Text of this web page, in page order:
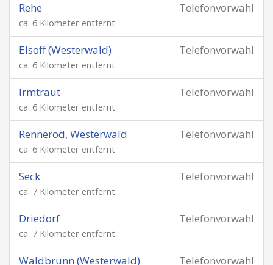
Telefonvorwahl
Rehe
ca. 6 Kilometer entfernt
Telefonvorwahl
Elsoff (Westerwald)
ca. 6 Kilometer entfernt
Telefonvorwahl
Irmtraut
ca. 6 Kilometer entfernt
Telefonvorwahl
Rennerod, Westerwald
ca. 6 Kilometer entfernt
Telefonvorwahl
Seck
ca. 7 Kilometer entfernt
Telefonvorwahl
Driedorf
ca. 7 Kilometer entfernt
Telefonvorwahl
Waldbrunn (Westerwald)